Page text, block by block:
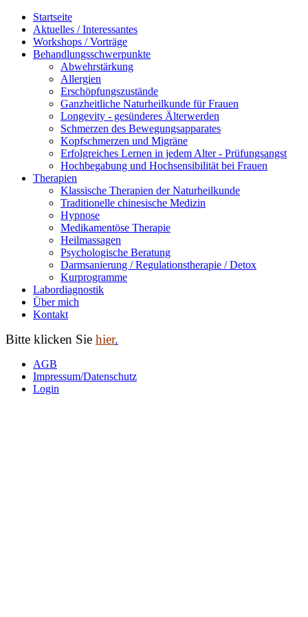
Startseite
Aktuelles / Interessantes
Workshops / Vorträge
Behandlungsschwerpunkte
Abwehrstärkung
Allergien
Erschöpfungszustände
Ganzheitliche Naturheilkunde für Frauen
Longevity - gesünderes Älterwerden
Schmerzen des Bewegungsapparates
Kopfschmerzen und Migräne
Erfolgreiches Lernen in jedem Alter - Prüfungsangst
Hochbegabung und Hochsensibilität bei Frauen
Therapien
Klassische Therapien der Naturheilkunde
Traditionelle chinesische Medizin
Hypnose
Medikamentöse Therapie
Heilmassagen
Psychologische Beratung
Darmsanierung / Regulationstherapie / Detox
Kurprogramme
Labordiagnostik
Über mich
Kontakt
Bitte klicken Sie hier.
AGB
Impressum/Datenschutz
Login